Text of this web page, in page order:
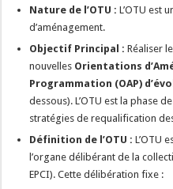
Nature de l’OTU : L’OTU est
d’aménagement.
Objectif Principal : Réaliser
nouvelles Orientations
Programmation (OAP)
dessous). L’OTU est la phase
stratégies de requalification
Définition de l’OTU : L’OTU
l’organe délibérant de la
EPCI). Cette délibération fixe :